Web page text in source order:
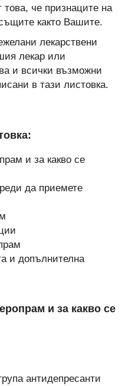
че признаците на
както Вашите.
лекарствени
лекар или
и всички възможни
в тази листовка.
и за какво се
да приемете
и допълнителна
и за какво се
антидепресанти